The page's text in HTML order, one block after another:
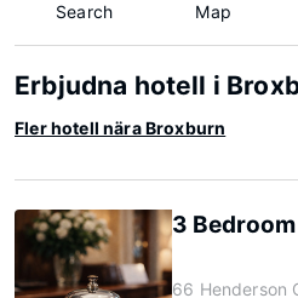
Search Map
Erbjudna hotell i
Fler hotell nära Broxburn
3
66 Henderson